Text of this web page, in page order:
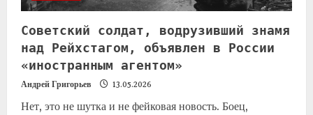
Советский солдат, водрузивший знамя
над Рейхстагом, объявлен в России
«иностранным агентом»
Андрей Григорьев 13.05.2026
Нет, это не шутка и не фейковая новость. Боец,